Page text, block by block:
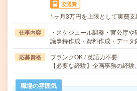
交通費
1ヶ月3万円を上限として実費支
仕事内容
・スケジュール調整・官公庁
議事録作成・資料作成・デー
応募資格
ブランクOK / 英語力不要
【必要な経験】企画事務の経
職場の雰囲気